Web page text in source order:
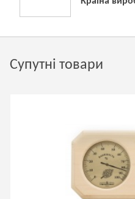
Супутні товари